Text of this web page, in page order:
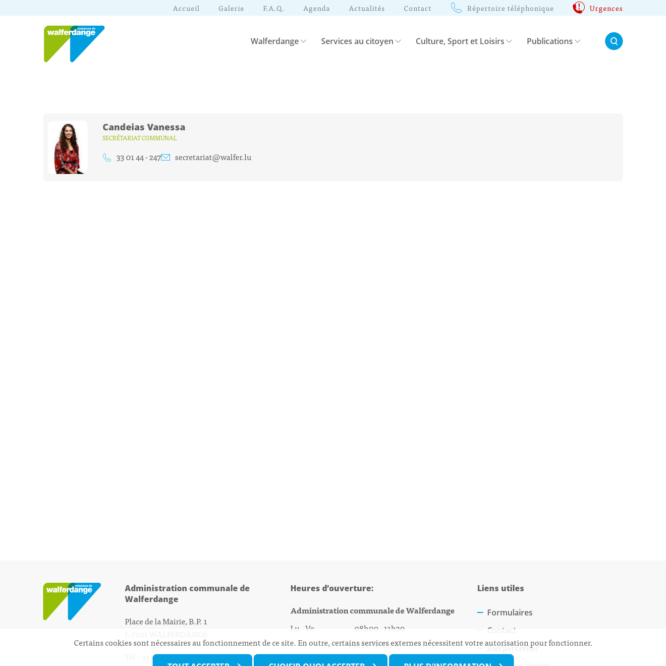
Accueil Galerie F.A.Q. Agenda Actualités Contact Répertoire téléphonique Urgences
Walferdange Services au citoyen Culture, Sport et Loisirs Publications Rechercher:
Candeias Vanessa
SECRÉTARIAT COMMUNAL
33 01 44 - 247 secretariat@walfer.lu
Administration communale de
Walferdange
Place de la Mairie, B.P. 1
Tél.: 33 01 44 - 1secretariat@walfer.lu
Heures d’ouverture:
Administration communale de Walferdange
Lu - Ve 08h00 - 11h30
13h30 - 16h00
Biergercenter
Liens utiles
Formulaires
Contact
Biergercenter
Certains cookies sont nécessaires au fonctionnement de ce site. En outre, certains services externes nécessitent votre autorisation pour fonctionner.